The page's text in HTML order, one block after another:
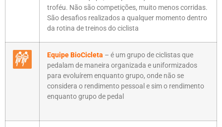
troféu. Não são competições, muito menos corridas.
São desafios realizados a qualquer momento dentro
da rotina de treinos do ciclista
Equipe BioCicleta – é um grupo de ciclistas que
pedalam de maneira organizada e uniformizados
para evoluírem enquanto grupo, onde não se
considera o rendimento pessoal e sim o rendimento
enquanto grupo de pedal